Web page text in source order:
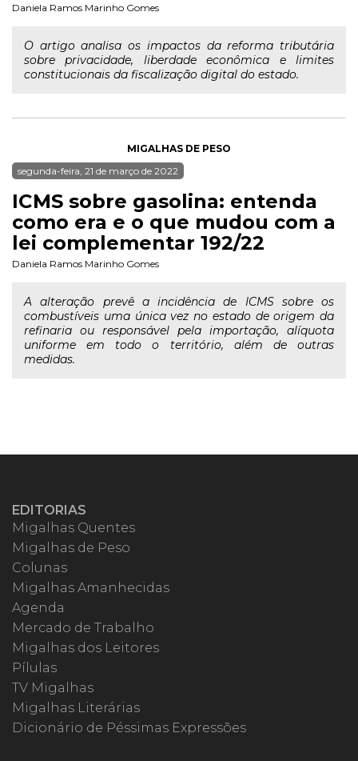
Daniela Ramos Marinho Gomes
O artigo analisa os impactos da reforma tributária
sobre privacidade, liberdade econômica e limites
constitucionais da fiscalização digital do estado.
MIGALHAS DE PESO
segunda-feira, 21 de março de 2022
ICMS sobre gasolina: entenda
como era e o que mudou com a
lei complementar 192/22
Daniela Ramos Marinho Gomes
A alteração prevê a incidência de ICMS sobre os
combustíveis uma única vez no estado de origem da
refinaria ou responsável pela importação, alíquota
uniforme em todo o território, além de outras
medidas.
EDITORIAS
Migalhas Quentes
Migalhas de Peso
Colunas
Migalhas Amanhecidas
Agenda
Mercado de Trabalho
Migalhas dos Leitores
Pílulas
TV Migalhas
Migalhas Literárias
Dicionário de Péssimas Expressões